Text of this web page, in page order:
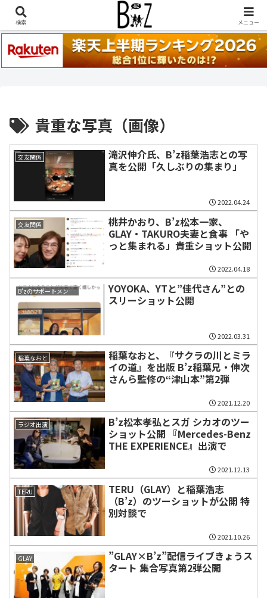
稲葉浩志『en-Zepp』『enⅣ』セトリ一覧はこちら
貴重な写真（画像）
交友関係
滝沢伸介氏、B’z稲葉浩志との写
真を公開「久しぶりの集まり」
2022.04.24
交友関係
桃井かおり、B’z松本一家、
GLAY・TAKURO夫妻と食事 「や
っと集まれる」貴重ショット公開
2022.04.18
B'zのサポートメンバー
YOYOKA、YTと”佳代さん”との
スリーショット公開
2022.03.31
稲葉なおと
稲葉なおと、『サクラの川とミラ
イの道』を出版 B’z稲葉兄・伸次
さんら監修の“津山本”第2弾
2021.12.20
ラジオ出演
B’z松本孝弘とスガ シカオのツー
ショット公開 『Mercedes-Benz
THE EXPERIENCE』出演で
2021.12.13
TERU
TERU（GLAY）と稲葉浩志
（B’z）のツーショットが公開 特
別対談で
2021.10.26
GLAY
”GLAY×B’z”配信ライブきょうス
タート 集合写真第2弾公開
検索 メニュー